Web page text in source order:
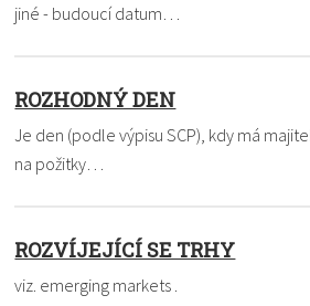
jiné - budoucí datum…
ROZHODNÝ DEN
Je den (podle výpisu SCP), kdy má
na požitky…
ROZVÍJEJÍCÍ SE TRHY
viz. emerging markets .